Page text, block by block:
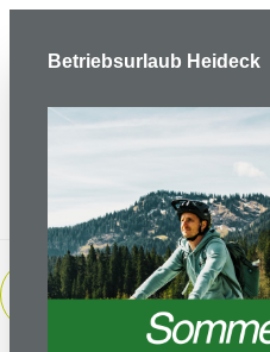
Betriebsurlaub Heideck